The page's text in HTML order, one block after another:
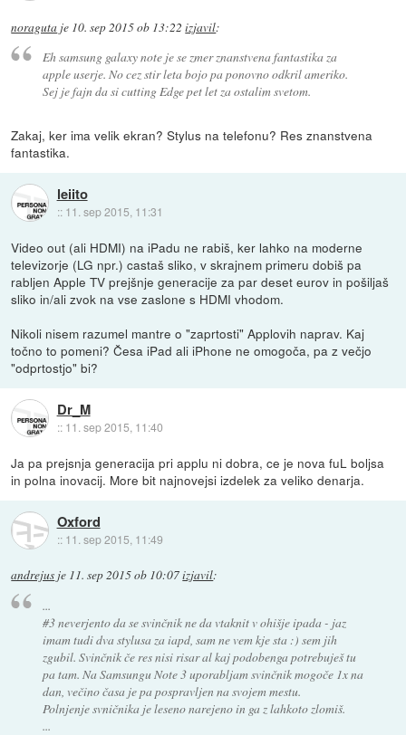
noraguta je 10. sep 2015 ob 13:22 izjavil:
Eh samsung galaxy note je se zmer znanstvena fantastika za
apple userje. No cez stir leta bojo pa ponovno odkril ameriko.
Sej je fajn da si cutting Edge pet let za ostalim svetom.
Zakaj, ker ima velik ekran? Stylus na telefonu? Res znanstvena
fantastika.
leiito
:: 11. sep 2015, 11:31
Video out (ali HDMI) na iPadu ne rabiš, ker lahko na moderne
televizorje (LG npr.) castaš sliko, v skrajnem primeru dobiš pa
rabljen Apple TV prejšnje generacije za par deset eurov in pošiljaš
sliko in/ali zvok na vse zaslone s HDMI vhodom.
Nikoli nisem razumel mantre o "zaprtosti" Applovih naprav. Kaj
točno to pomeni? Česa iPad ali iPhone ne omogoča, pa z večjo
"odprtostjo" bi?
Dr_M
:: 11. sep 2015, 11:40
Ja pa prejsnja generacija pri applu ni dobra, ce je nova fuL boljsa
in polna inovacij. More bit najnovejsi izdelek za veliko denarja.
Oxford
:: 11. sep 2015, 11:49
andrejus je 11. sep 2015 ob 10:07izjavil:
...
#3 neverjento da se svinčnik ne da vtaknit v ohišje ipada - jaz
imam tudi dva stylusa za iapd, sam ne vem kje sta :) sem jih
zgubil. Svinčnik če res nisi risar al kaj podobenga potrebuješ tu
pa tam. Na Samsungu Note 3 uporabljam svinčnik mogoče 1x na
dan, večino časa je pa pospravljen na svojem mestu.
Polnjenje svničnika je leseno narejeno in ga z lahkoto zlomiš.
...